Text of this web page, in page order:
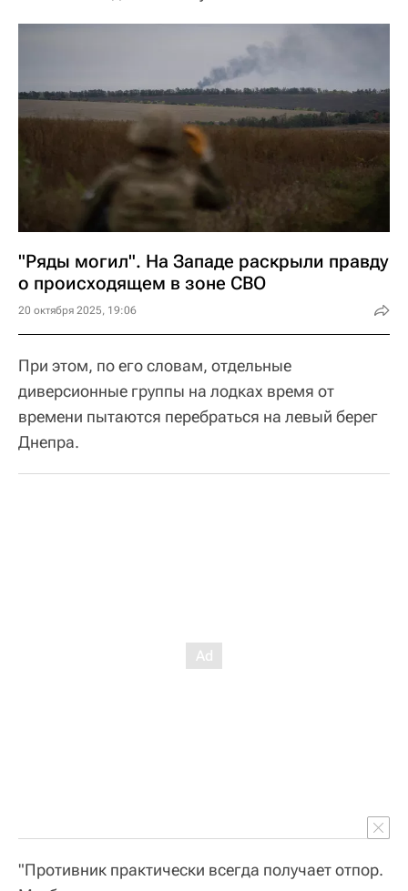
"Ряды могил". На Западе раскрыли правду
о происходящем в зоне СВО
20 октября 2025, 19:06
При этом, по его словам, отдельные
диверсионные группы на лодках время от
времени пытаются перебраться на левый берег
Днепра.
"Противник практически всегда получает отпор.